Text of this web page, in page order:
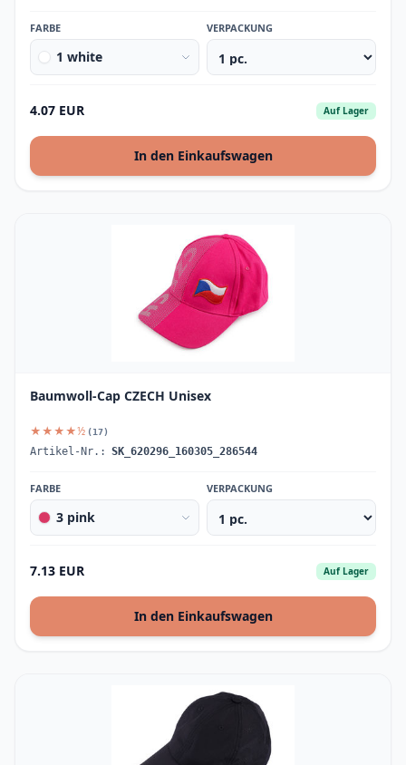
FARBE
1 white
VERPACKUNG
4.07 EUR Auf Lager
In den Einkaufswagen
Baumwoll-Cap CZECH Unisex
★★★★½ (17)
Artikel-Nr.: SK_620296_160305_286544
FARBE
3 pink
VERPACKUNG
7.13 EUR Auf Lager
In den Einkaufswagen